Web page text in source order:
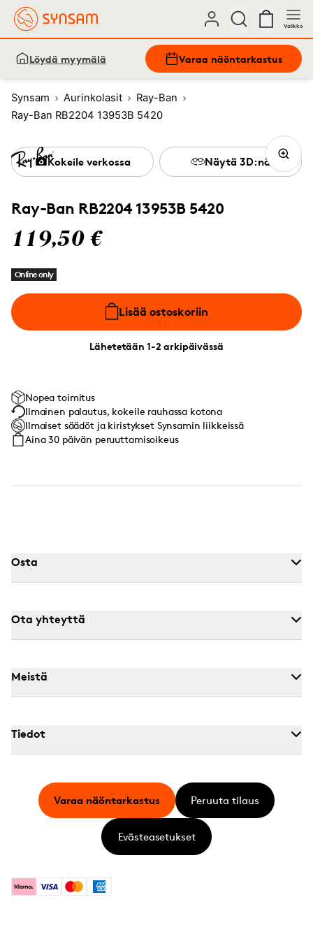
Valikko
Löydä myymälä Varaa näöntarkastus
Synsam Aurinkolasit
Ray-Ban
Ray-Ban RB2204 13953B 5420
Ray-Ban RB2204 13953B 5420
119,50 €
Online only
Lisää ostoskoriin
Lähetetään 1-2 arkipäivässä
Kokeile verkossa Näytä 3D:nä
Nopea toimitus
Ilmainen palautus, kokeile rauhassa kotona
Ilmaiset säädöt ja kiristykset Synsamin liikkeissä
Aina 30 päivän peruuttamisoikeus
Osta
Ota yhteyttä
Meistä
Tiedot
KlarnaVisa MastercardAmerican Express
Varaa näöntarkastus Peruuta tilaus
Evästeasetukset